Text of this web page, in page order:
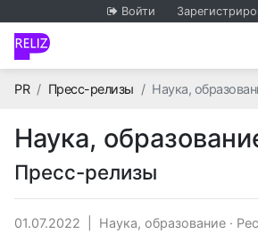
Войти
PRГлавная
Пресс-релизы Наука,
Наука,
Пресс-релизы
01.07.2022 Наука, образование ·